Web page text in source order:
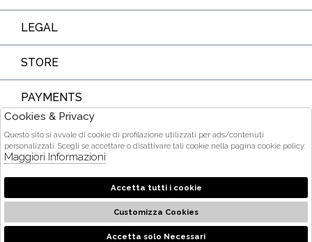
LEGAL
STORE
PAYMENTS
2026 Ditta Acquarone Maria Stella - P.iva : 01375840905 Powered
Atelier società Gruppo Zucchetti
Cookies & Privacy
Questo sito si avvale di cookie di profilazione utilizzati per ads/contenuti
personalizzati. Scegli se accettare o disattivare tali cookie nella pagina cookie policy.
Maggiori Informazioni
Accetta tutti i cookie
Customizza Cookies
Accetta solo Necessari